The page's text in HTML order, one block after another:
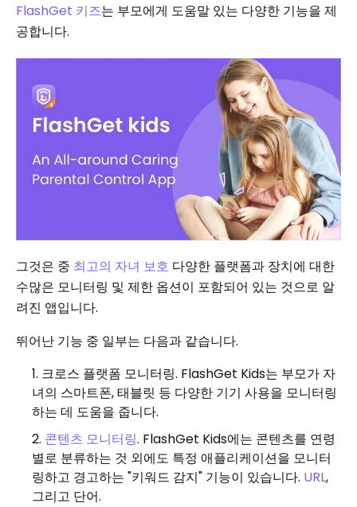
FlashGet 키즈는 부모에게 도움말 있는 다양한 기능을 제
공합니다.
그것은 중 최고의 자녀 보호 다양한 플랫폼과 장치에 대한
수많은 모니터링 및 제한 옵션이 포함되어 있는 것으로 알
려진 앱입니다.
뛰어난 기능 중 일부는 다음과 같습니다.
크로스 플랫폼 모니터링. FlashGet Kids는 부모가 자
녀의 스마트폰, 태블릿 등 다양한 기기 사용을 모니터링
하는 데 도움을 줍니다.
콘텐츠 모니터링. FlashGet Kids에는 콘텐츠를 연령
별로 분류하는 것 외에도 특정 애플리케이션을 모니터
링하고 경고하는 "키워드 감지" 기능이 있습니다. URL,
그리고 단어.